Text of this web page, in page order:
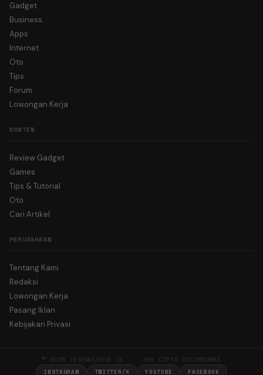
Gadget
Business
Apps
Internet
Oto
Tips
Forum
Lowongan Kerja
KONTEN
Review Gadget
Games
Tips & Tutorial
Oto
Cari Artikel
PERUSAHAAN
Tentang Kami
Redaksi
Lowongan Kerja
Pasang Iklan
Kebijakan Privasi
© 2026 TECHNOLOGUE.ID · HAK CIPTA DILINDUNGI
INSTAGRAM TWITTER/X YOUTUBE FACEBOOK